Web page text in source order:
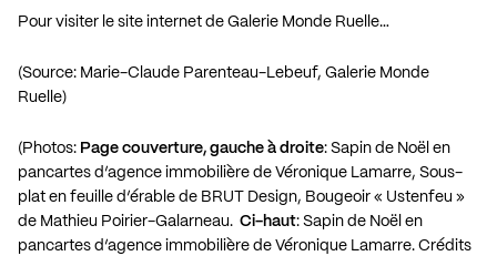
Pour visiter le site internet de Galerie Monde Ruelle…
(Source: Marie-Claude Parenteau-Lebeuf, Galerie Monde
Ruelle)
(Photos: Page couverture, gauche à droite: Sapin de Noël en
pancartes d’agence immobilière de Véronique Lamarre, Sous-
plat en feuille d’érable de BRUT Design, Bougeoir « Ustenfeu »
de Mathieu Poirier-Galarneau. Ci-haut: Sapin de Noël en
pancartes d’agence immobilière de Véronique Lamarre. Crédits